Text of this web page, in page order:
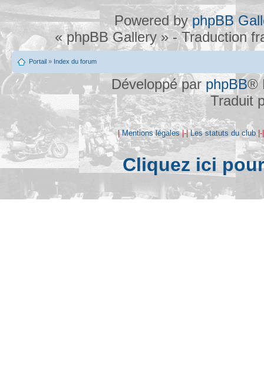
Powered byphpBB
« phpBB Gallery » - Traduction
Portail » Index du forum
Développé par phpBB®
Traduit
|Mentions légales|-|Les statuts du club
Cliquez ici